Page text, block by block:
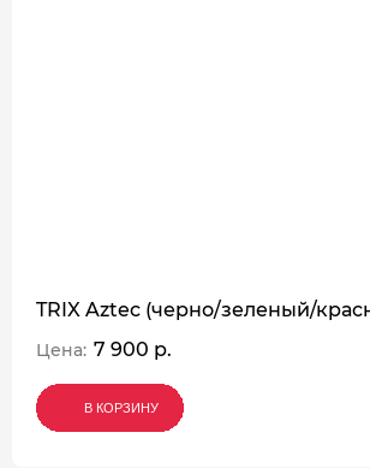
TRIX Aztec (черно/зеленый/
Цена: 7 900 р.
В КОРЗИНУ
В КОРЗИНУ
В КОРЗИНУ